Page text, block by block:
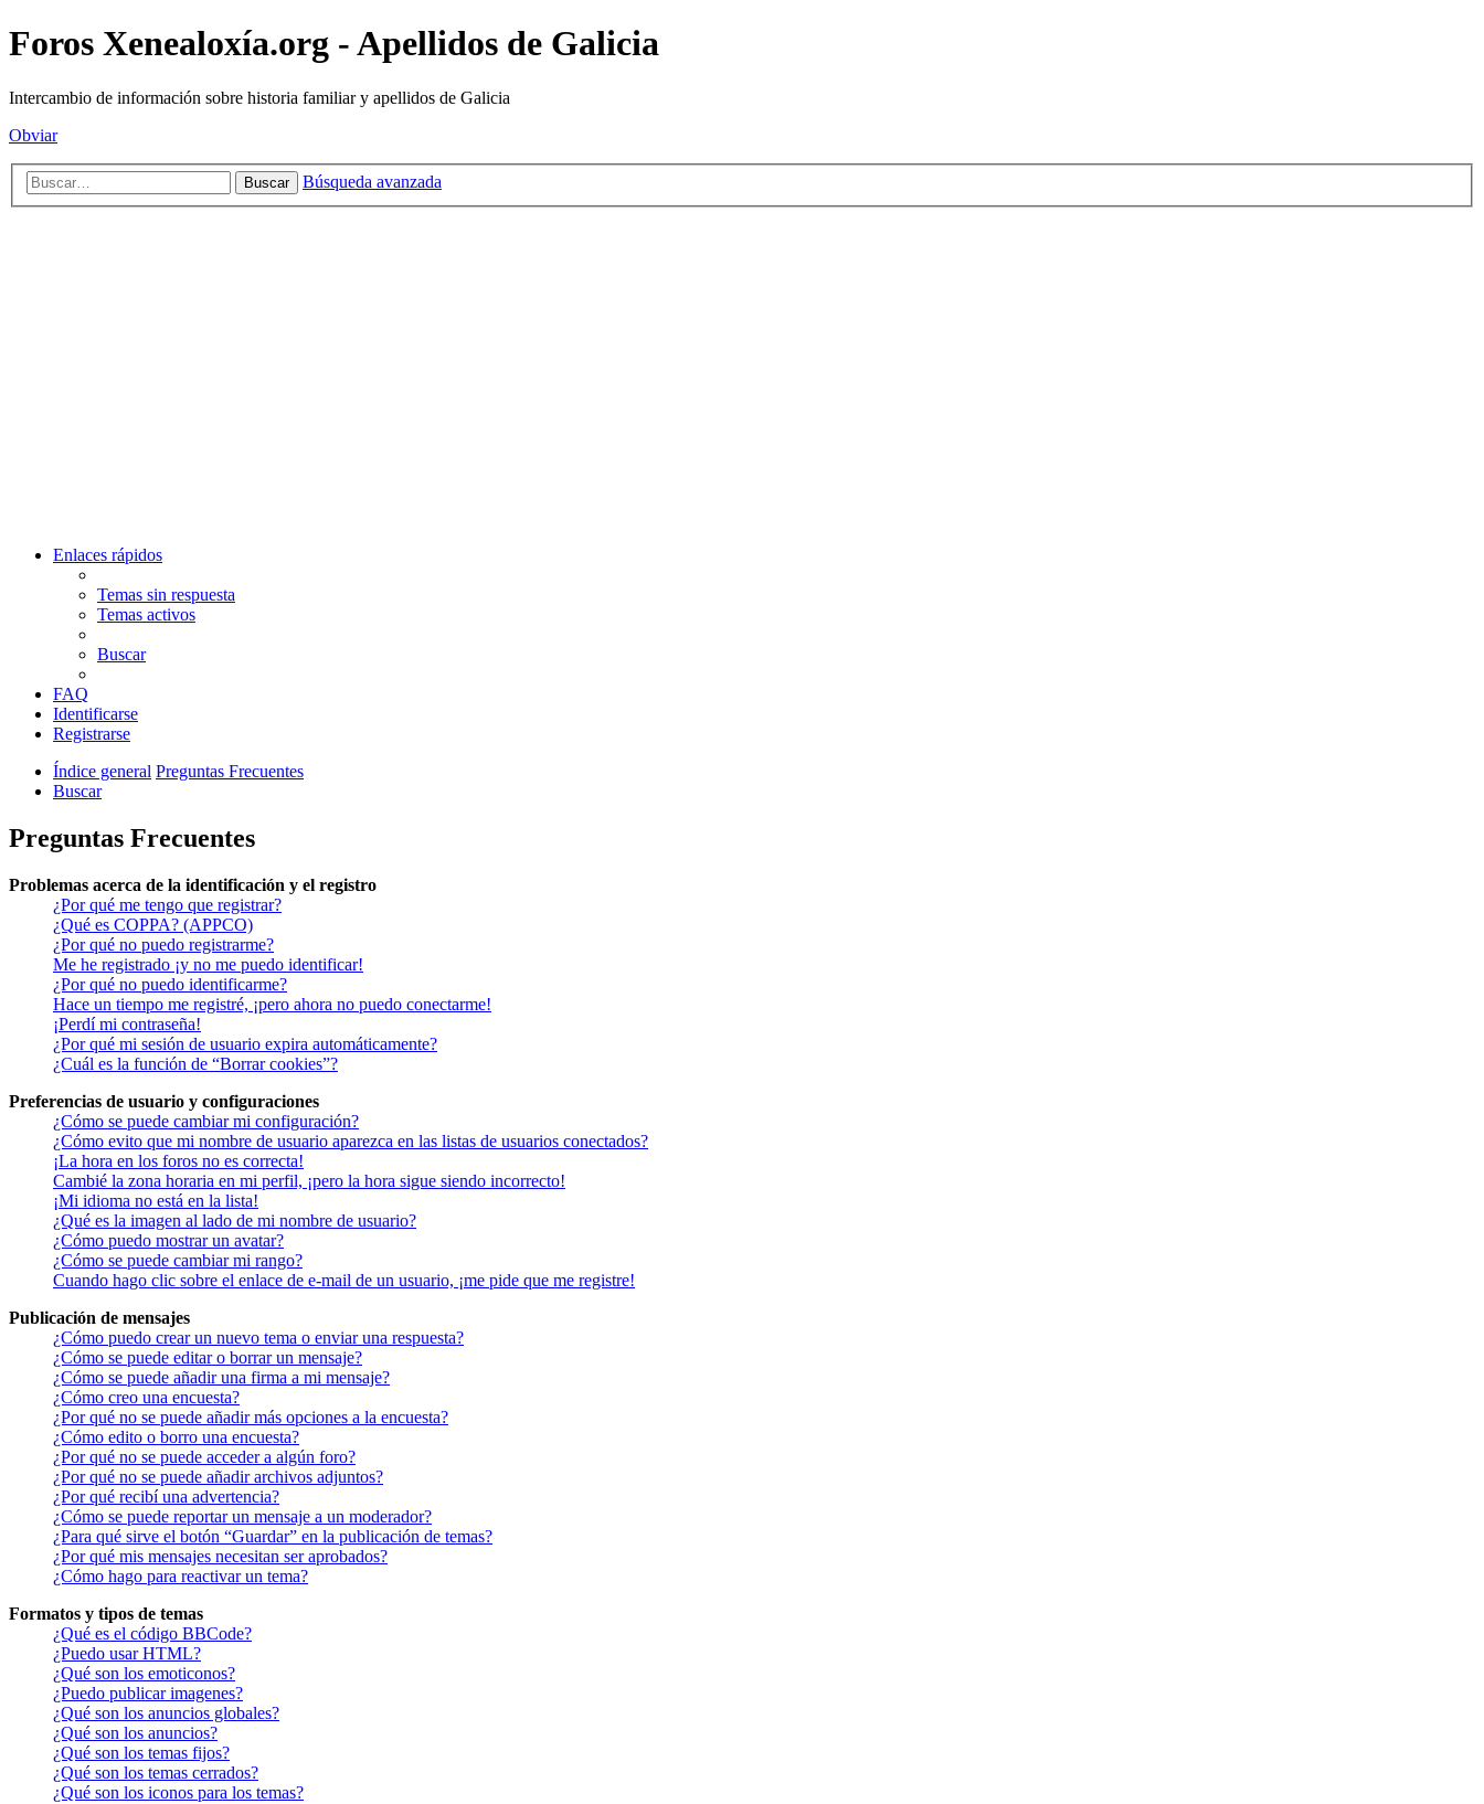
Foros Xenealoxía.org - Apellidos de Galicia
Intercambio de información sobre historia familiar y apellidos de Galicia
Obviar
Buscar Búsqueda avanzada
Enlaces rápidos
Temas sin respuesta
Temas activos
Buscar
FAQ
Identificarse
Registrarse
Índice general Preguntas Frecuentes
Buscar
Preguntas Frecuentes
Problemas acerca de la identificación y el registro
¿Por qué me tengo que registrar?
¿Qué es COPPA? (APPCO)
¿Por qué no puedo registrarme?
Me he registrado ¡y no me puedo identificar!
¿Por qué no puedo identificarme?
Hace un tiempo me registré, ¡pero ahora no puedo conectarme!
¡Perdí mi contraseña!
¿Por qué mi sesión de usuario expira automáticamente?
¿Cuál es la función de “Borrar cookies”?
Preferencias de usuario y configuraciones
¿Cómo se puede cambiar mi configuración?
¿Cómo evito que mi nombre de usuario aparezca en las listas de usuarios conectados?
¡La hora en los foros no es correcta!
Cambié la zona horaria en mi perfil, ¡pero la hora sigue siendo incorrecto!
¡Mi idioma no está en la lista!
¿Qué es la imagen al lado de mi nombre de usuario?
¿Cómo puedo mostrar un avatar?
¿Cómo se puede cambiar mi rango?
Cuando hago clic sobre el enlace de e-mail de un usuario, ¡me pide que me registre!
Publicación de mensajes
¿Cómo puedo crear un nuevo tema o enviar una respuesta?
¿Cómo se puede editar o borrar un mensaje?
¿Cómo se puede añadir una firma a mi mensaje?
¿Cómo creo una encuesta?
¿Por qué no se puede añadir más opciones a la encuesta?
¿Cómo edito o borro una encuesta?
¿Por qué no se puede acceder a algún foro?
¿Por qué no se puede añadir archivos adjuntos?
¿Por qué recibí una advertencia?
¿Cómo se puede reportar un mensaje a un moderador?
¿Para qué sirve el botón “Guardar” en la publicación de temas?
¿Por qué mis mensajes necesitan ser aprobados?
¿Cómo hago para reactivar un tema?
Formatos y tipos de temas
¿Qué es el código BBCode?
¿Puedo usar HTML?
¿Qué son los emoticonos?
¿Puedo publicar imagenes?
¿Qué son los anuncios globales?
¿Qué son los anuncios?
¿Qué son los temas fijos?
¿Qué son los temas cerrados?
¿Qué son los iconos para los temas?